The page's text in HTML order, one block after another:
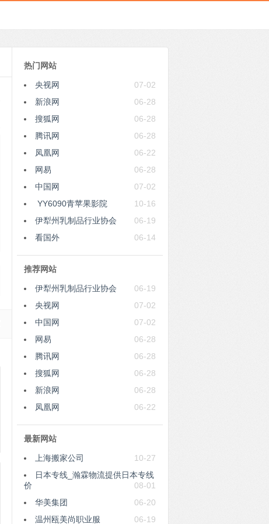
热门网站
央视网
07-02
新浪网
06-28
搜狐网
06-28
腾讯网
06-28
凤凰网
06-22
网易
06-28
中国网
07-02
YY6090青苹果影院
10-16
伊犁州乳制品行业协会
06-19
看国外
06-14
推荐网站
伊犁州乳制品行业协会
06-19
央视网
07-02
中国网
07-02
网易
06-28
腾讯网
06-28
搜狐网
06-28
新浪网
06-28
凤凰网
06-22
最新网站
上海搬家公司
10-27
日本专线_瀚霖物流提供日本专线
价
08-01
华美集团
06-20
温州瓯美尚职业服
06-19